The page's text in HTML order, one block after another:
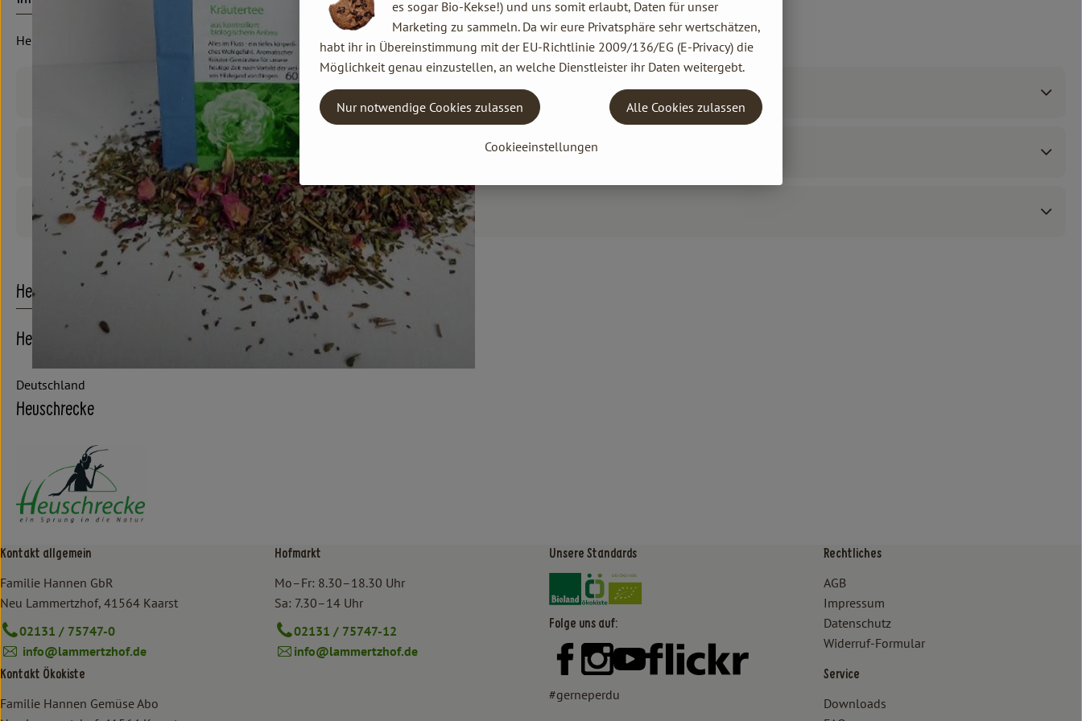
Heuschrecke
Zutaten
Produktdatenblatt
Herkunft
Hersteller: HEU
Deutschland
Heuschrecke
Kontakt allgemein
Familie Hannen GbR
Neu Lammertzhof, 41564 Kaarst
02131 / 75747-0
info@lammertzhof.de
Kontakt Ökokiste
Familie Hannen Gemüse Abo
Hofmarkt
Mo–Fr: 8.30–18.30 Uhr
Sa: 7.30–14 Uhr
02131 / 75747-12
info@lammertzhof.de
Unsere Standards
Externer Link zu https://www.bioland.de/verbraucher
Externer Link zu https://www.oekokiste.de/
Folge uns auf:
Externer Link zu https://www.facebook.com/lammertzhof/
Externer Link zu https://www.instagram.com/lammertzhof/
Externer Link zu https://www.youtube.com/channel/
Externer Link zu https://www.flickr.com/photos/
#gerneperdu
Rechtliches
AGB
Impressum
Datenschutz
Widerruf-Formular
Service
Downloads
es sogar Bio-Kekse!) und uns somit erlaubt, Daten für unser
Marketing zu sammeln. Da wir eure Privatsphäre sehr wertschätzen,
habt ihr in Übereinstimmung mit der EU-Richtlinie 2009/136/EG (E-Privacy) die
Möglichkeit genau einzustellen, an welche Dienstleister ihr Daten weitergebt.
Cookieeinstellungen
Nur notwendige Cookies zulassen Alle Cookies zulassen